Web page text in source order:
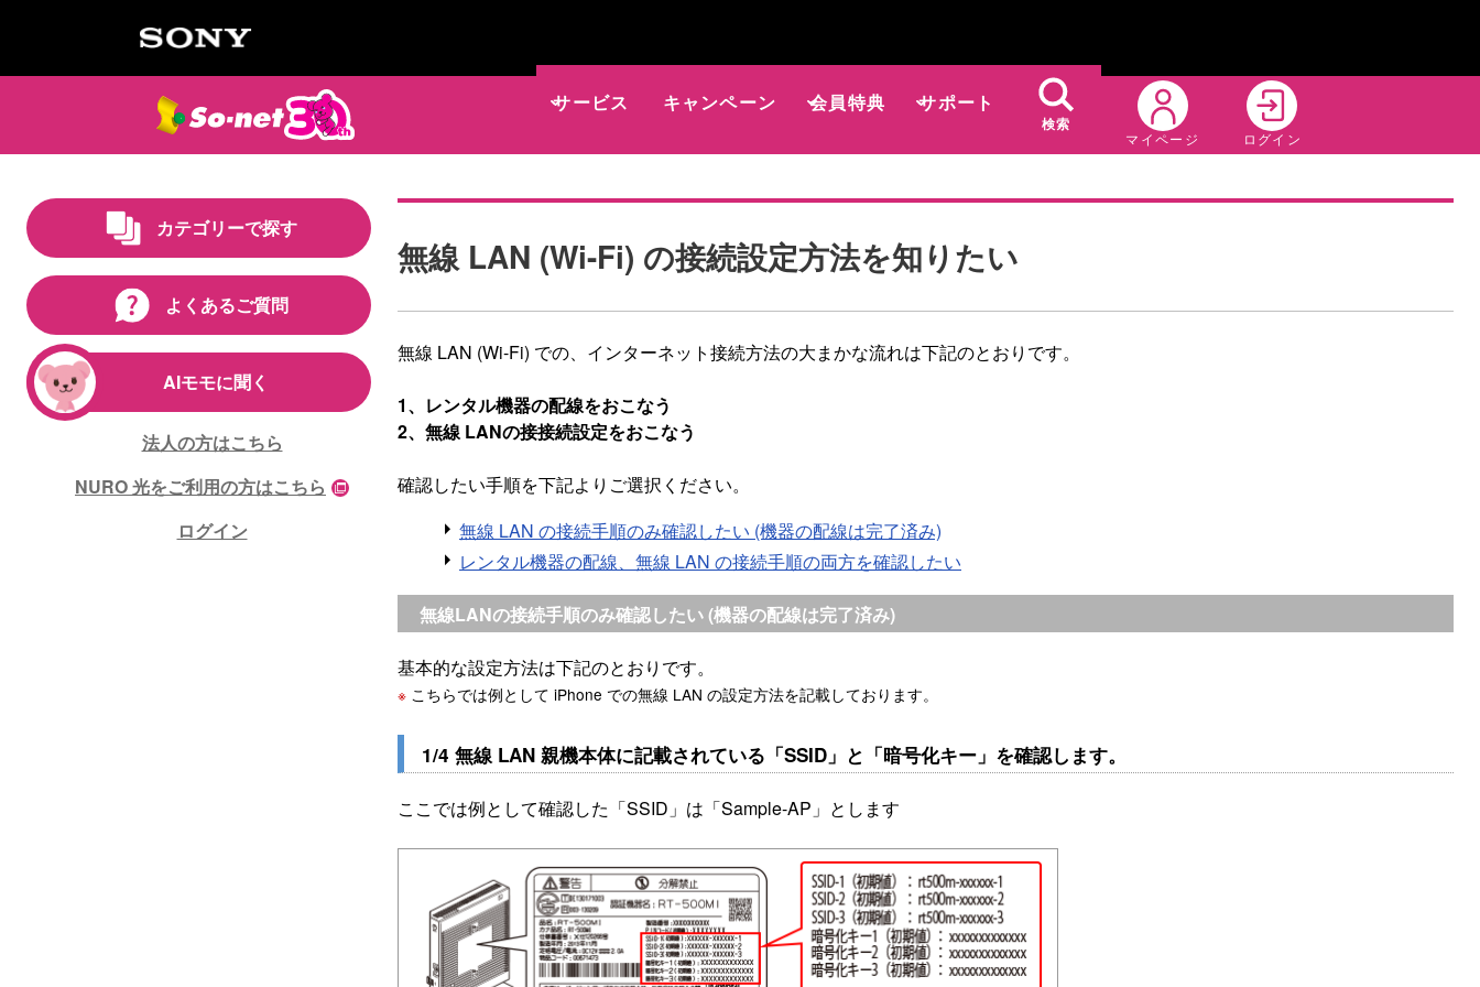
サービス キャンペーン 会員特典 サポート
検索
マイページ ログイン
カテゴリーで探す
よくあるご質問
AIモモに聞く
法人の方はこちら
NURO 光をご利用の方はこちら
ログイン
無線 LAN (Wi-Fi) の接続設定方法を知りたい
無線 LAN (Wi-Fi) での、インターネット接続方法の大まかな流れは下記のとおりです。
1、レンタル機器の配線をおこなう
2、無線 LANの接接続設定をおこなう
確認したい手順を下記よりご選択ください。
無線 LAN の接続手順のみ確認したい (機器の配線は完了済み)
レンタル機器の配線、無線 LAN の接続手順の両方を確認したい
無線LANの接続手順のみ確認したい (機器の配線は完了済み)
基本的な設定方法は下記のとおりです。
※ こちらでは例として iPhone での無線 LAN の設定方法を記載しております。
1/4 無線 LAN 親機本体に記載されている「SSID」と「暗号化キー」を確認します。
ここでは例として確認した「SSID」は「Sample-AP」とします